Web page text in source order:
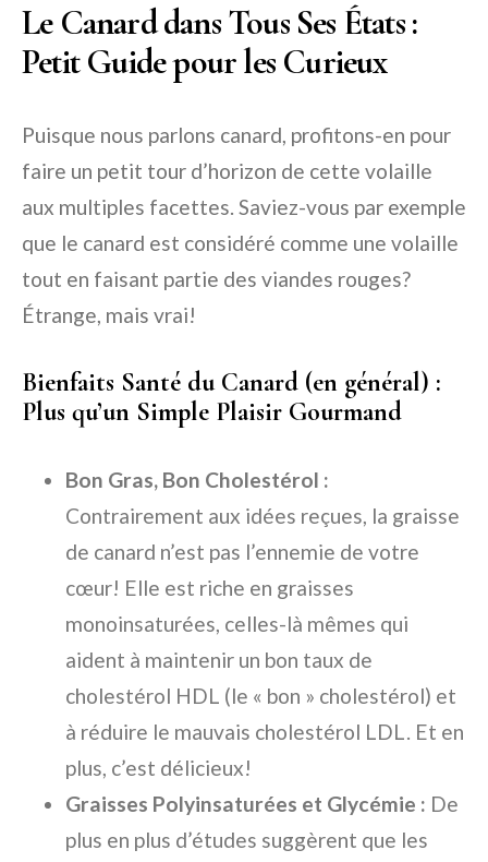
Le Canard dans Tous Ses États :
Petit Guide pour les Curieux
Puisque nous parlons canard, profitons-en pour
faire un petit tour d’horizon de cette volaille
aux multiples facettes. Saviez-vous par exemple
que le canard est considéré comme une volaille
tout en faisant partie des viandes rouges?
Étrange, mais vrai!
Bienfaits Santé du Canard (en général) :
Plus qu’un Simple Plaisir Gourmand
Bon Gras, Bon Cholestérol :
Contrairement aux idées reçues, la graisse
de canard n’est pas l’ennemie de votre
cœur! Elle est riche en graisses
monoinsaturées, celles-là mêmes qui
aident à maintenir un bon taux de
cholestérol HDL (le « bon » cholestérol) et
à réduire le mauvais cholestérol LDL. Et en
plus, c’est délicieux!
Graisses Polyinsaturées et Glycémie : De
plus en plus d’études suggèrent que les